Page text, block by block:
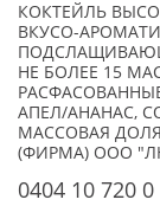
КОКТЕЙЛЬ
ВКУСО-
НЕ БОЛЕЕ 15
АПЕЛ/АНАНАС,
МАССОВАЯ
(ФИРМА) ООО
0404 10 720 0